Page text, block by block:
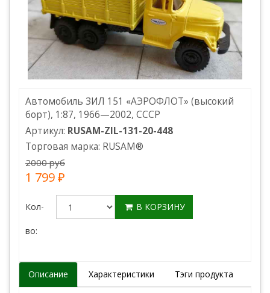
Автомобиль ЗИЛ 151 «АЭРОФЛОТ» (высокий
борт), 1:87, 1966—2002, СССР
Артикул: RUSAM-ZIL-131-20-448
Торговая марка: RUSAM®
2000 руб
1 799 ₽
Кол-
во:
В КОРЗИНУ
Описание Характеристики Тэги продукта